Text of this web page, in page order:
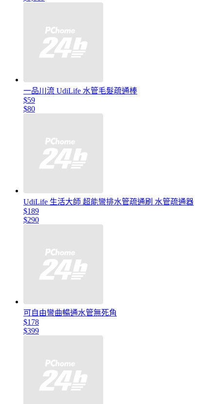
一品川流 UdiLife 水管毛髮疏通棒
$59
$80
UdiLife 生活大師 超能彎排水管疏通刷 水管疏通器
$189
$290
可自由彎曲暢通水管無死角
$178
$399